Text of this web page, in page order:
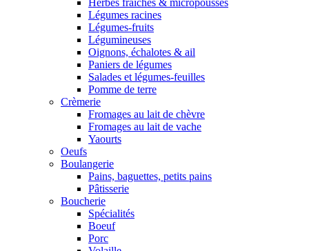
Herbes fraîches & micropousses
Légumes racines
Légumes-fruits
Légumineuses
Oignons, échalotes & ail
Paniers de légumes
Salades et légumes-feuilles
Pomme de terre
Crèmerie
Fromages au lait de chèvre
Fromages au lait de vache
Yaourts
Oeufs
Boulangerie
Pains, baguettes, petits pains
Pâtisserie
Boucherie
Spécialités
Boeuf
Porc